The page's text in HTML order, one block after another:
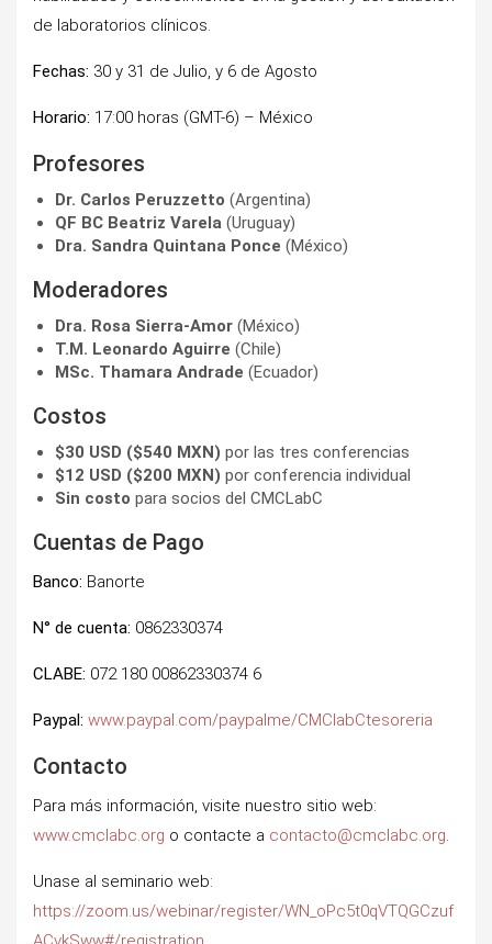
de laboratorios clínicos.
Fechas: 30 y 31 de Julio, y 6 de Agosto
Horario: 17:00 horas (GMT-6) – México
Profesores
Dr. Carlos Peruzzetto (Argentina)
QF BC Beatriz Varela (Uruguay)
Dra. Sandra Quintana Ponce (México)
Moderadores
Dra. Rosa Sierra-Amor (México)
T.M. Leonardo Aguirre (Chile)
MSc. Thamara Andrade (Ecuador)
Costos
$30 USD ($540 MXN) por las tres conferencias
$12 USD ($200 MXN) por conferencia individual
Sin costo para socios del CMCLabC
Cuentas de Pago
Banco: Banorte
N° de cuenta: 0862330374
CLABE: 072 180 00862330374 6
Paypal: www.paypal.com/paypalme/CMClabCtesoreria
Contacto
Para más información, visite nuestro sitio web:
www.cmclabc.org o contacte a contacto@cmclabc.org.
Unase al seminario web:
https://zoom.us/webinar/register/WN_oPc5t0qVTQGCzuf